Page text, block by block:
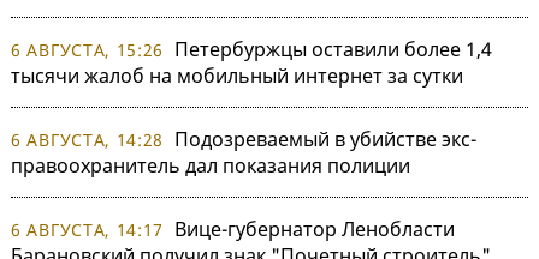
6 АВГУСТА, 15:26
Петербуржцы оставили более 1,4
тысячи жалоб на мобильный интернет за сутки
6 АВГУСТА, 14:28
Подозреваемый в убийстве экс-
правоохранитель дал показания полиции
6 АВГУСТА, 14:17
Вице-губернатор Ленобласти